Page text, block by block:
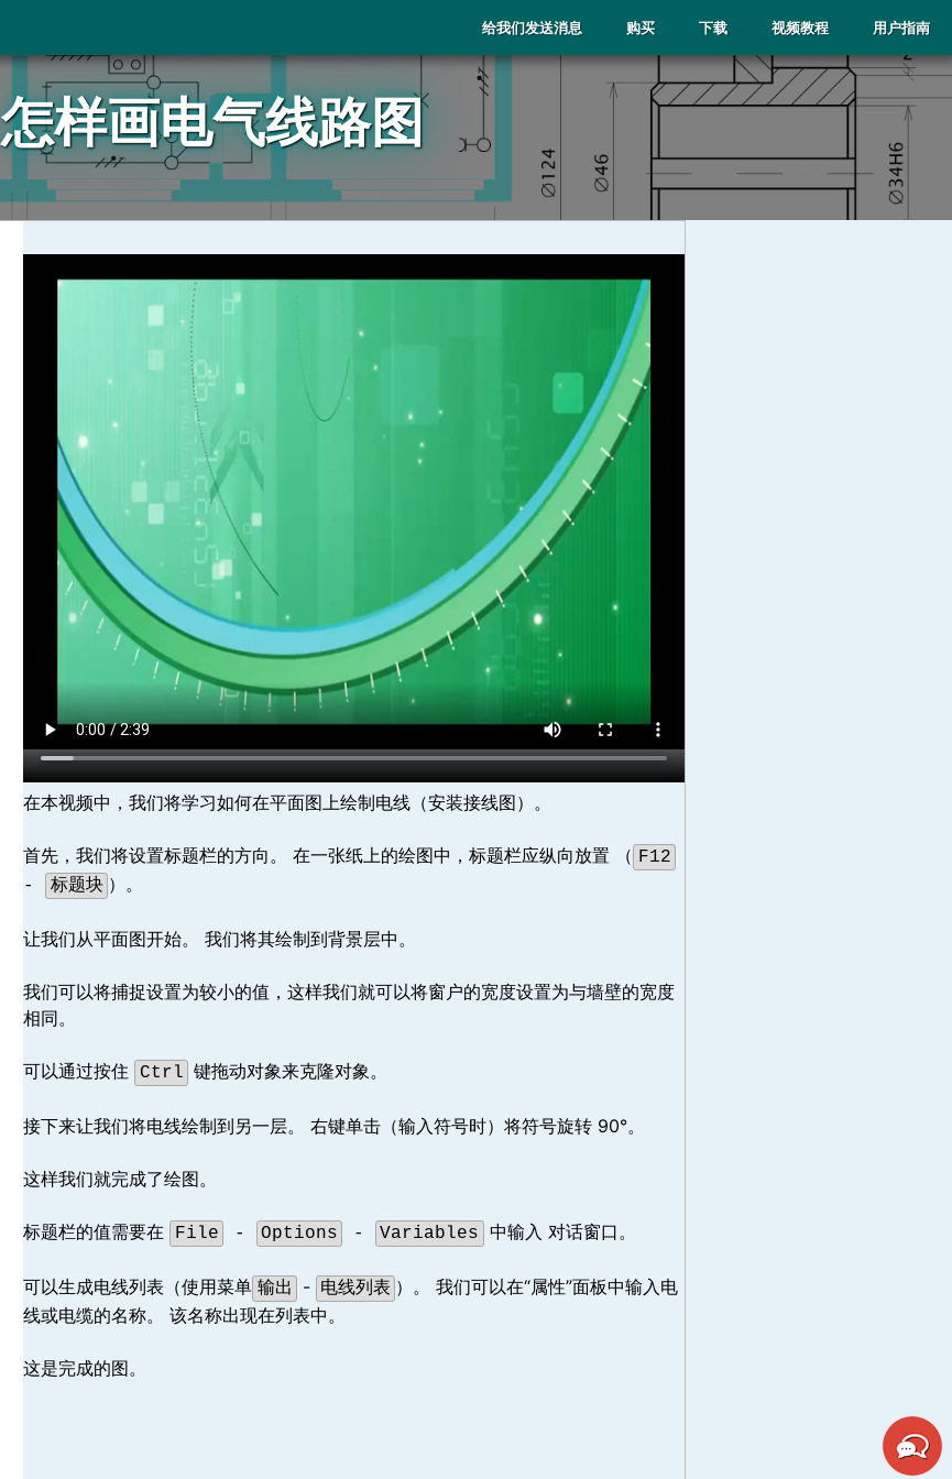
用户指南
视频教程
下载
购买
给我们发送消息
怎样画电气线路图
在本视频中，我们将学习如何在平面图上绘制电线（安装接线图）。
首先，我们将设置标题栏的方向。 在一张纸上的绘图中，标题栏应纵向放置 （ F12
-
标题块 ）。
让我们从平面图开始。 我们将其绘制到背景层中。
我们可以将捕捉设置为较小的值，这样我们就可以将窗户的宽度设置为与墙壁的宽度
相同。
可以通过按住 Ctrl 键拖动对象来克隆对象。
接下来让我们将电线绘制到另一层。 右键单击（输入符号时）将符号旋转 90°。
这样我们就完成了绘图。
标题栏的值需要在 File - Options - Variables 中输入 对话窗口。
可以生成电线列表（使用菜单 输出 - 电线列表 ）。 我们可以在“属性”面板中输入电
线或电缆的名称。 该名称出现在列表中。
这是完成的图。